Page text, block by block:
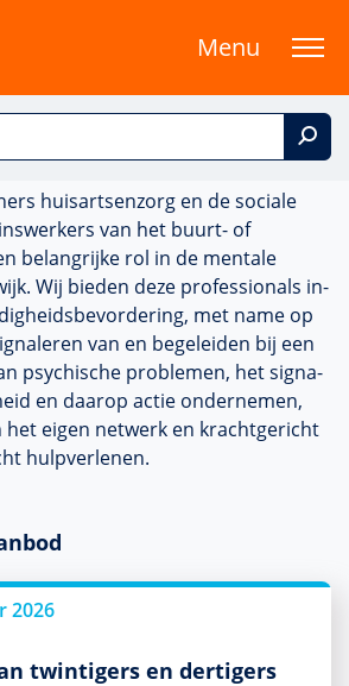
Menu
huisartsenzorg en de sociale
van het buurt- of
belang­rijke rol in de mentale
Wij bieden deze professionals in­
met name op
van en bege­leiden bij een
psychische pro­ble­men, het signa­
en daarop actie ondernemen,
het eigen netwerk en krachtgericht
hulpverlenen.
2026
twintigers en dertigers